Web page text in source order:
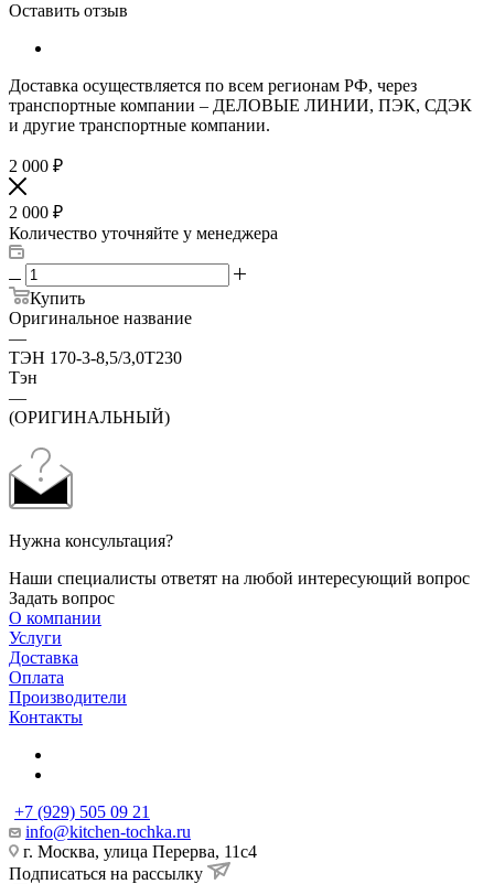
Оставить отзыв
Доставка осуществляется по всем регионам РФ, через
транспортные компании – ДЕЛОВЫЕ ЛИНИИ, ПЭК, СДЭК
и другие транспортные компании.
2 000 ₽
2 000 ₽
Количество уточняйте у менеджера
Купить
Оригинальное название
—
ТЭН 170-3-8,5/3,0Т230
Тэн
—
(ОРИГИНАЛЬНЫЙ)
Нужна консультация?
Наши специалисты ответят на любой интересующий вопрос
Задать вопрос
О компании
Услуги
Доставка
Оплата
Производители
Контакты
+7 (929) 505 09 21
info@kitchen-tochka.ru
г. Москва, улица Перерва, 11с4
Подписаться на рассылку